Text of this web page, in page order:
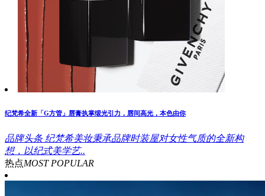
纪梵希全新「G方管」唇膏执掌缎光引力，唇间高光，本色由你
品牌头条 纪梵希美妆秉承品牌时装屋对女性气质的全新构
想，以纪式美学艺..
热点MOST POPULAR